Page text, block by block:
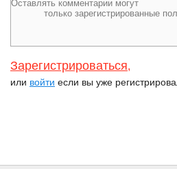
Зарегистрироваться,
или войти если вы уже